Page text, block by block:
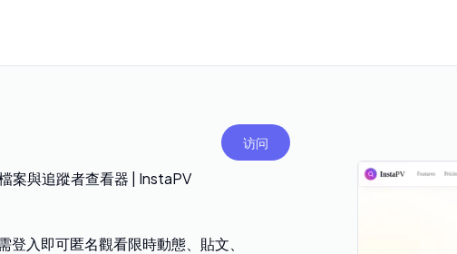
访问
案與追蹤者查看器 | InstaPV
入即可匿名觀看限時動態、貼文、